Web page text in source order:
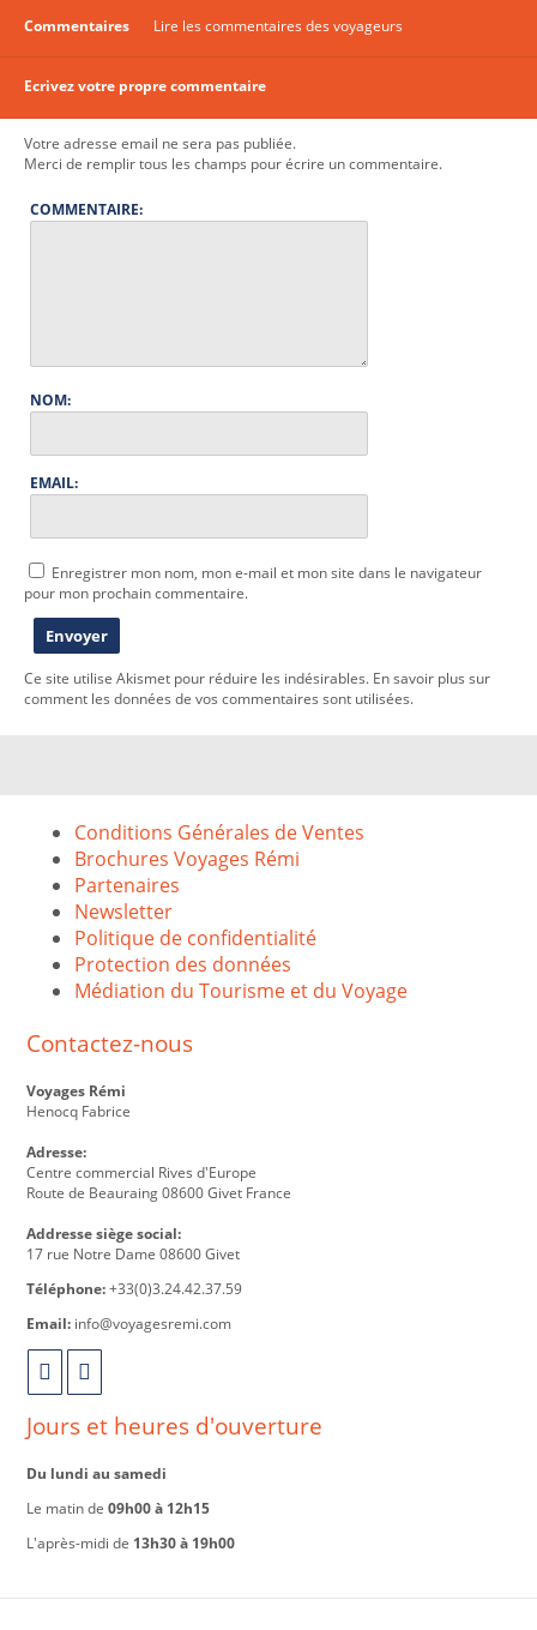
Commentaires Lire les commentaires des voyageurs
Ecrivez votre propre commentaire
Votre adresse email ne sera pas publiée.
Merci de remplir tous les champs pour écrire un commentaire.
COMMENTAIRE:
NOM:
EMAIL:
Enregistrer mon nom, mon e-mail et mon site dans le navigateur
pour mon prochain commentaire.
Ce site utilise Akismet pour réduire les indésirables. En savoir plus sur
comment les données de vos commentaires sont utilisées.
Conditions Générales de Ventes
Brochures Voyages Rémi
Partenaires
Newsletter
Politique de confidentialité
Protection des données
Médiation du Tourisme et du Voyage
Contactez-nous
Voyages Rémi
Henocq Fabrice
Adresse:
Centre commercial Rives d'Europe
Route de Beauraing 08600 Givet France
Addresse siège social:
17 rue Notre Dame 08600 Givet
Téléphone:+33(0)3.24.42.37.59
Email: info@voyagesremi.com
Jours et heures d'ouverture
Du lundi au samedi
Le matin de09h00 à 12h15
L'après-midi de 13h30 à 19h00